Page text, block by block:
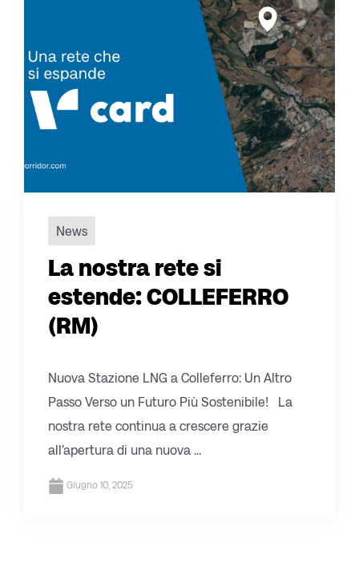
News
La nostra rete si
estende: COLLEFERRO
(RM)
Nuova Stazione LNG a Colleferro: Un Altro
Passo Verso un Futuro Più Sostenibile! La
nostra rete continua a crescere grazie
all’apertura di una nuova ...
Giugno 10, 2025